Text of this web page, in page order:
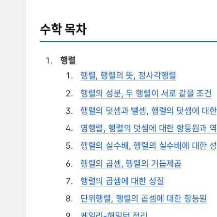
수학 목차
행렬
행렬, 행렬의 뜻, 정사각행렬
행렬의 성분, 두 행렬이 서로 같을 조건
행렬의 덧셈과 뺄셈, 행렬의 덧셈에 대
영행렬, 행렬의 덧셈에 대한 항등원과
행렬의 실수배, 행렬의 실수배에 대한
행렬의 곱셈, 행렬의 거듭제곱
행렬의 곱셈에 대한 성질
단위행렬, 행렬의 곱셈에 대한 항등원